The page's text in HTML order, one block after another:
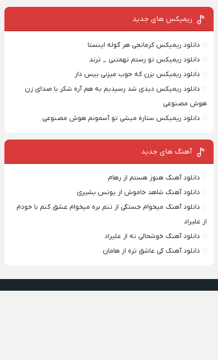
ریمیکس‌ های جدید
دانلود ریمیکس کرمانجی هر گوله اینستا
دانلود ریمیکس تو رستم تهمتنی _ ترند
دانلود ریمیکس بزن که خوب میزنی بیس دار
دانلود ریمیکس دیدی شد رسیدیم به هم آره شکر با صدای زن
هوش مصنوعی
دانلود ریمیکس ستاره میشی تو آسمونم هوش مصنوعی
آهنگ های جدید
دانلود آهنگ هنوز هستم از رهام
دانلود آهنگ شاهد خاموش از یونس بشیری
دانلود آهنگ میخوام خستگی از تنم بره میخوام عشق کنم با خودم
از علیراد
دانلود آهنگ خوشحالی نه از علیراد
دانلود آهنگ کی عاشق تره از هامان